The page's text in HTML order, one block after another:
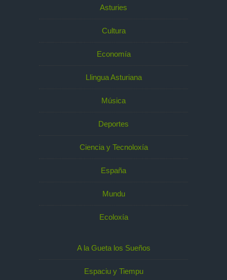
Asturies
Cultura
Economía
Llingua Asturiana
Música
Deportes
Ciencia y Tecnoloxía
España
Mundu
Ecoloxía
A la Gueta los Sueños
Espaciu y Tiempu